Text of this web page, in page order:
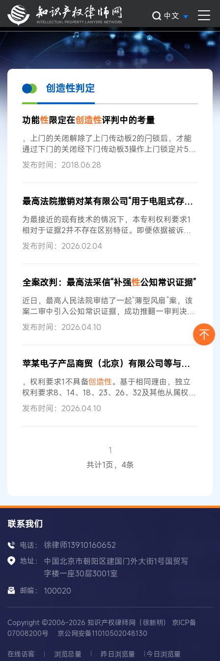
中文
创造性判定
功能性限定在创造性评判中的考量
，上门的关闭解除了上门传动板2的闩锁后，才能
通过下门的关闭经下门传动板3操作上门锁定片5来
将上门锁定。 有关 创造性
是属于对比文件和本申请的实际结构不同，但是本
相对于对比文件是否具备创造性时，笔者认为可以
采用以下几个步骤来进行考量： 第一步，首先应当
考虑对比文件公开的特征能否实现该功能性
发布时间：2018.06.28
最高法院撤销对某有限公司“用于电阻式存储器的高速感测”专利不具
为最接近的现有技术的情况下，本专利权利要求1
相对于证据2并不存在区别特征。即便依据被诉决
定中认定的区别特征，该区别特征解决的技术问题
亦并不仅仅在于被诉决定所认定的“减小对电阻式存
题。证据4中已明确记载该技术方案具有上述技术
效果，亦已公开相关区别特征，故本专利权利要求
1相对于证据2与证据4的结合不具备创造性
发布时间：2026.02.04
全案改判：最高法采信“补强性公知常识证据”
近日，最高人民法院审结了一起“薄型风扇”案，该
案二审中引入公知常识证据，成功推翻一审判决及
国家知识产权局决定的案件，对于专利实务中如何
运用公知常识具有重要参考价值。 本案涉及某电子
宣告请求人费某向国家知识产权局提出宣告该专利
权无效的请求，主要理由是该专利不具备 创造性
国家知识产权局经审查作出
发布时间：2026.04.10
苹某电子产品商贸（北京）有限公司等与发某实业（上海）有限公司发明专利权无效行政纠纷二审判决书
，权利要求1不具备创造性。基于相同理由，独立
权利要求8、14、18、23、26、32及其他从属权利
要求亦不具备创造性 。 中华人民共和国最高人民法
院 行 政 判 决 书 （2024）最高法知行终329号 上
区。 法定代表人：伽某，该公司董事长。 被上诉
发布时间：2026.04.10
1
共计1页，4条
联系我们
电话： 徐律师13910160652
地址：
中国北京市朝阳区建国门外大街1号国贸写
字楼一座30层3001室
邮编： 100020
Copyright ©2006-2026 知识产权律师网（徐新明） 京ICP备
07008200号
京公网安备11010502048130
在线访客 浏览总量 昨日浏览量 今日浏览量